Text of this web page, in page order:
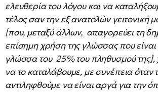
ελευθερία του λόγου και να
τέλος σαν την εξ ανατολών γειτονική
[που, μεταξύ άλλων, απαγορεύει τη
επίσημη χρήση της γλώσσας που είναι
γλώσσα του 25% του πληθυσμού της],
να το καταλάβουμε, με συνέπεια όταν
αντιληφθούμε να είναι αργά για την